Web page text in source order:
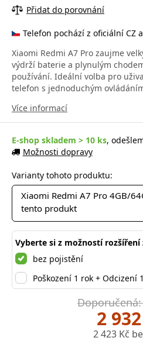
Přidat do porovnání
Telefon pochází z oficiální CZ
Xiaomi Redmi A7 Pro zaujme
výdrží baterie a plynulým
používání. Ideální volba pro
telefon s jednoduchým
Více informací
E-shop skladem > 10 ks,
Možnosti dopravy
Varianty tohoto produktu:
Xiaomi Redmi A7 Pro 4GB/
tento produkt
Vyberte si z možností rozšíření
bez pojistění
Poškození 1 rok + Odcizení
Doporučená:
2
2 423 Kč